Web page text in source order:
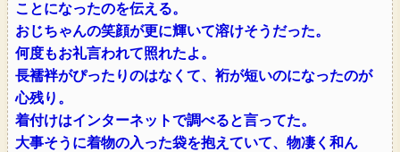
ことになったのを伝える。
おじちゃんの笑顔が更に輝いて溶けそうだった。
何度もお礼言われて照れたよ。
長襦袢がぴったりのはなくて、裄が短いのになったのが
心残り。
着付けはインターネットで調べると言ってた。
大事そうに着物の入った袋を抱えていて、物凄く和ん